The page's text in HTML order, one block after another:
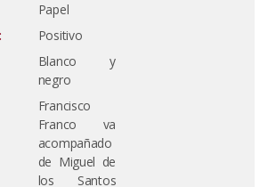
Papel
Positivo
Blanco y
negro
Francisco
Franco va
acompañado
de Miguel de
los Santos